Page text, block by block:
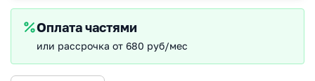
Оплата частями
или рассрочка от 680 руб/мес